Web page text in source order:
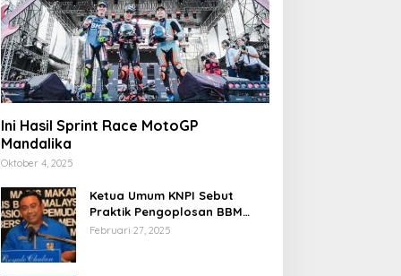
Ini Hasil Sprint Race MotoGP
Mandalika
Oktober 4, 2025
Ketua Umum KNPI Sebut
Praktik Pengoplosan BBM
Cederai Kepercayaan
Februari 27, 2025